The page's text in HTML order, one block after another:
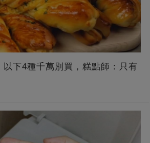
下4種千萬別買，糕點師：只有